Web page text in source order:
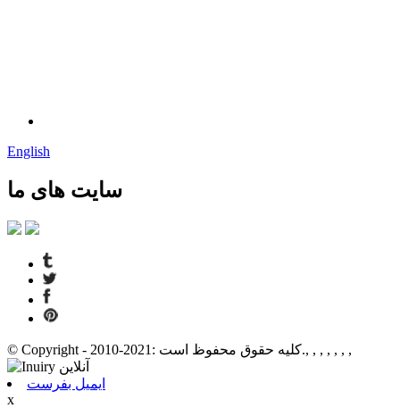
English
سایت های ما
© Copyright - 2010-2021: کلیه حقوق محفوظ است., , , , , , ,
ایمیل بفرست
x